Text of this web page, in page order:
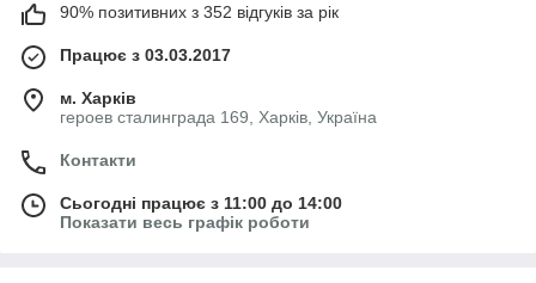
90% позитивних з 352 відгуків за рік
Працює з 03.03.2017
м. Харків
героев сталинграда 169, Харків, Україна
Контакти
Сьогодні працює з 11:00 до 14:00
Показати весь графік роботи